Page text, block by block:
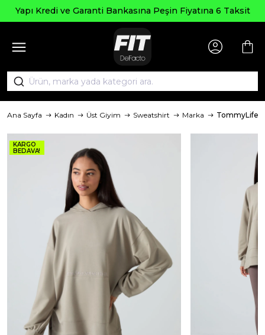
Yapı Kredi ve Garanti Bankasına Peşin Fiyatına 6 Taksit
Ana Sayfa Kadın Üst Giyim Sweatshirt Marka TommyLife
KARGO
BEDAVA!